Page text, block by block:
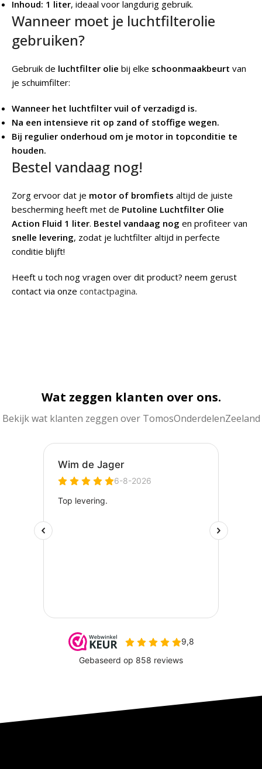
Inhoud: 1 liter, ideaal voor langdurig gebruik.
Wanneer moet je luchtfilterolie
gebruiken?
Gebruik de luchtfilter olie bij elke schoonmaakbeurt van
je schuimfilter:
Wanneer het luchtfilter vuil of verzadigd is.
Na een intensieve rit op zand of stoffige wegen.
Bij regulier onderhoud om je motor in topconditie te
houden.
Bestel vandaag nog!
Zorg ervoor dat je motor of bromfiets altijd de juiste
bescherming heeft met de Putoline Luchtfilter Olie
Action Fluid 1 liter. Bestel vandaag nog en profiteer van
snelle levering, zodat je luchtfilter altijd in perfecte
conditie blijft!
Heeft u toch nog vragen over dit product? neem gerust
contact via onze contactpagina.
Wat zeggen klanten over ons.
Bekijk wat klanten zeggen over TomosOnderdelenZeeland